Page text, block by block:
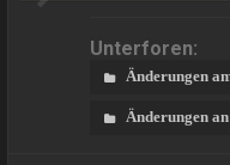
Unterforen:
Änderungen
Änderungen